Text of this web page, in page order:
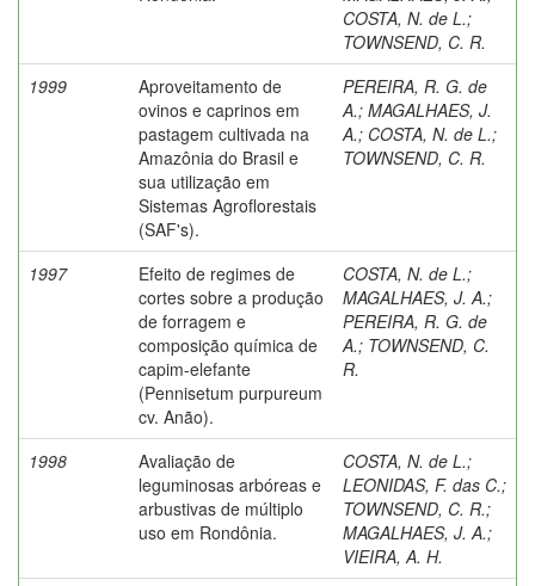
COSTA, N. de L.;
TOWNSEND, C. R.
1999
Aproveitamento de
ovinos e caprinos em
pastagem cultivada na
Amazônia do Brasil e
sua utilização em
Sistemas Agroflorestais
(SAF's).
PEREIRA, R. G. de
A.; MAGALHAES, J.
A.; COSTA, N. de L.;
TOWNSEND, C. R.
1997
Efeito de regimes de
cortes sobre a produção
de forragem e
composição química de
capim-elefante
(Pennisetum purpureum
cv. Anão).
COSTA, N. de L.;
MAGALHAES, J. A.;
PEREIRA, R. G. de
A.; TOWNSEND, C.
R.
1998
Avaliação de
leguminosas arbóreas e
arbustivas de múltiplo
uso em Rondônia.
COSTA, N. de L.;
LEONIDAS, F. das C.;
TOWNSEND, C. R.;
MAGALHAES, J. A.;
VIEIRA, A. H.